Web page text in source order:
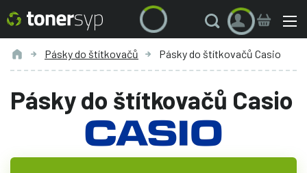
Pásky do štítkovačů Pásky do štítkovačů Casio
Pásky do štítkovačů Casio